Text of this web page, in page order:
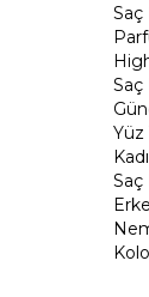
Saç
Saç
Saç